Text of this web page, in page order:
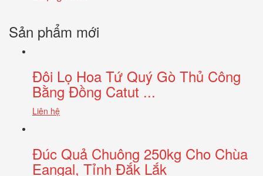
Sản phẩm mới
Đôi Lọ Hoa Tứ Quý Gò Thủ Công
Bằng Đồng Catut ...
Liên hệ
Đúc Quả Chuông 250kg Cho Chùa
Eangal, Tỉnh Đắk Lắk